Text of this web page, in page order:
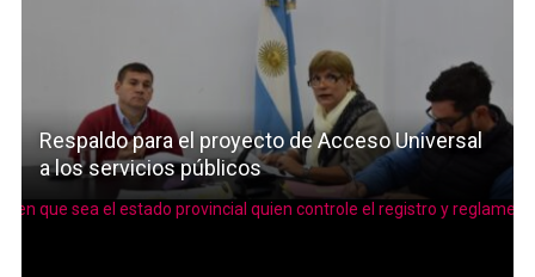
Respaldo para el proyecto de Acceso Universal
a los servicios públicos